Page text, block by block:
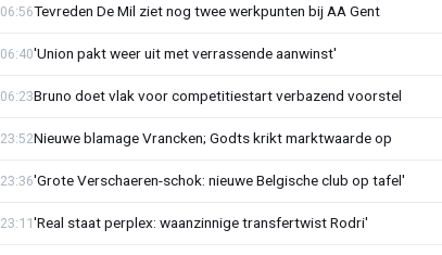
Tevreden De Mil ziet nog twee werkpunten bij AA Gent
06:56
'Union pakt weer uit met verrassende aanwinst'
06:40
Bruno doet vlak voor competitiestart verbazend voorstel
06:23
Nieuwe blamage Vrancken; Godts krikt marktwaarde op
23:52
'Grote Verschaeren-schok: nieuwe Belgische club op tafel'
23:36
'Real staat perplex: waanzinnige transfertwist Rodri'
23:11